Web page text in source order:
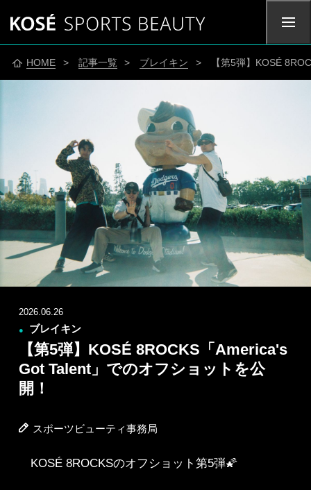
HOME > 記事一覧 > ブレイキン > 【第5弾】KOSÉ
2026.06.26
● ブレイキン
【第5弾】KOSÉ 8ROCKS「America's
Got Talent」でのオフショットを公
開！
スポーツビューティ事務局
KOSÉ 8ROCKSのオフショット第5弾🌠